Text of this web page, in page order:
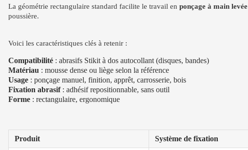
La géométrie rectangulaire standard facilite le travail en ponçage à main levée
poussière.
Voici les caractéristiques clés à retenir :
Compatibilité : abrasifs Stikit à dos autocollant (disques, bandes)
Matériau : mousse dense ou liège selon la référence
Usage : ponçage manuel, finition, apprêt, carrosserie, bois
Fixation abrasif: adhésif repositionnable, sans outil
Forme : rectangulaire, ergonomique
Produit Système de fixation